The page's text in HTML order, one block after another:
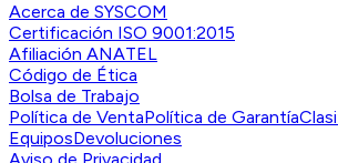
Acerca de SYSCOM
Certificación ISO 9001:2015
Afiliación ANATEL
Código de Ética
Bolsa de Trabajo
Política de VentaPolítica de Garantía
EquiposDevoluciones